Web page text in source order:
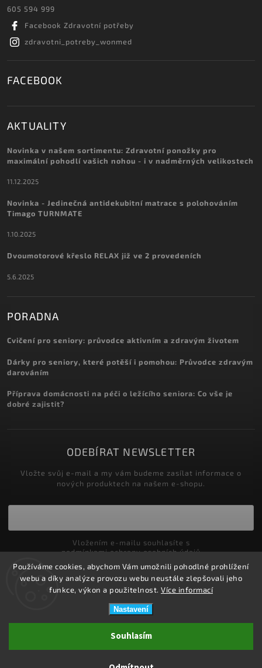
Používáme cookies, abychom Vám umožnili pohodlné prohlížení
webu a díky analýze provozu webu neustále zlepšovali jeho
funkce, výkon a použitelnost. Více informací
Nastavení
Souhlasím
605 594 999
Facebook Zdravotní potřeby
zdravotni_potreby_wonmed
FACEBOOK
AKTUALITY
Novinka v našem sortimentu: Zdravotní ponožky pro
maximální pohodlí vašich nohou - i v nadměrných velikostech
11.12.2025
Novinka - Jedinečná antidekubitní matrace s polohováním
Timago TURNMATE
1.10.2025
Dvoumotorové křeslo RELAX již ve 2 provedeních
5.6.2025
PORADNA
Cvičení pro seniory: průvodce aktivním a zdravým životem
Dárky pro seniory, které potěší i pomohou: Průvodce zdravým
darováním
Příprava domácnosti na péči o ležícího seniora: Co vše je
dobré zajistit?
ODEBÍRAT NEWSLETTER
Vložte svůj e-mail a my vám budeme zasílat informace o
nových produktech na našem e-shopu.
podmínkami ochrany osobních údajů
Přihlásit se
ZDRAVOTNÍ POTŘEBY DRDLOVÁ
Upravit nastavení cookies